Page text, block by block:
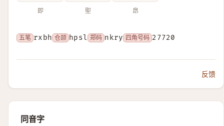
即 堲 皍
五笔 rxbh 仓颉 hpsl 郑码 nkry 四角号码 27720
反馈
同音字